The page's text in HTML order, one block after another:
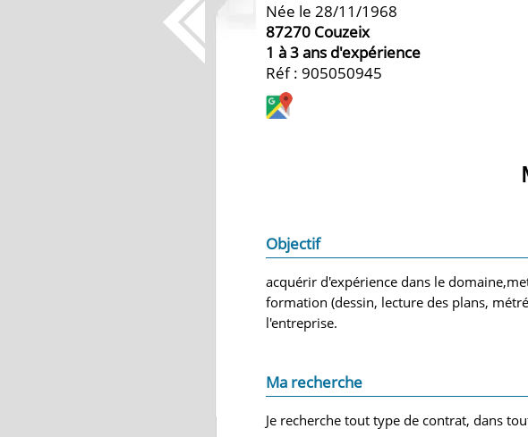
Née le 28/11/1968
87270 Couzeix
1 à 3 ans d'expérience
Réf : 905050945
Objectif
acquérir d'expérience dans le
formation (dessin, lecture des plans,
l'entreprise.
Ma recherche
Je recherche tout type de contrat, dans